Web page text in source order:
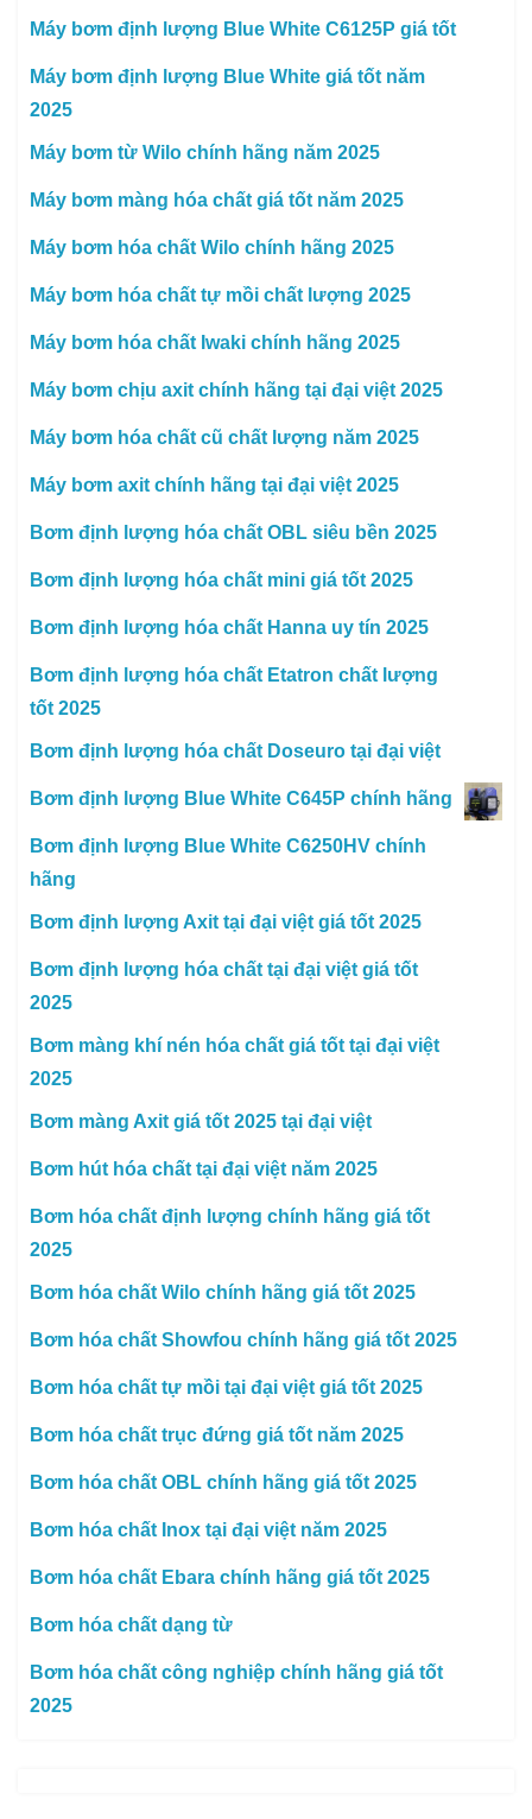
Máy bơm định lượng Blue White C6125P giá tốt
Máy bơm định lượng Blue White giá tốt năm
2025
Máy bơm từ Wilo chính hãng năm 2025
Máy bơm màng hóa chất giá tốt năm 2025
Máy bơm hóa chất Wilo chính hãng 2025
Máy bơm hóa chất tự mồi chất lượng 2025
Máy bơm hóa chất Iwaki chính hãng 2025
Máy bơm chịu axit chính hãng tại đại việt 2025
Máy bơm hóa chất cũ chất lượng năm 2025
Máy bơm axit chính hãng tại đại việt 2025
Bơm định lượng hóa chất OBL siêu bền 2025
Bơm định lượng hóa chất mini giá tốt 2025
Bơm định lượng hóa chất Hanna uy tín 2025
Bơm định lượng hóa chất Etatron chất lượng
tốt 2025
Bơm định lượng hóa chất Doseuro tại đại việt
Bơm định lượng Blue White C645P chính hãng
Bơm định lượng Blue White C6250HV chính
hãng
Bơm định lượng Axit tại đại việt giá tốt 2025
Bơm định lượng hóa chất tại đại việt giá tốt
2025
Bơm màng khí nén hóa chất giá tốt tại đại việt
2025
Bơm màng Axit giá tốt 2025 tại đại việt
Bơm hút hóa chất tại đại việt năm 2025
Bơm hóa chất định lượng chính hãng giá tốt
2025
Bơm hóa chất Wilo chính hãng giá tốt 2025
Bơm hóa chất Showfou chính hãng giá tốt 2025
Bơm hóa chất tự mồi tại đại việt giá tốt 2025
Bơm hóa chất trục đứng giá tốt năm 2025
Bơm hóa chất OBL chính hãng giá tốt 2025
Bơm hóa chất Inox tại đại việt năm 2025
Bơm hóa chất Ebara chính hãng giá tốt 2025
Bơm hóa chất dạng từ
Bơm hóa chất công nghiệp chính hãng giá tốt
2025